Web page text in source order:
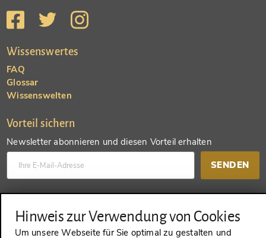
Wissenswertes
FAQ
Glossar
Wissenswelten
Vorteil sichern
Newsletter abonnieren und diesen Vorteil erhalten
SENDEN
SENDEN
Hinweis zur Verwendung von Cookies
Um unsere Webseite für Sie optimal zu gestalten und